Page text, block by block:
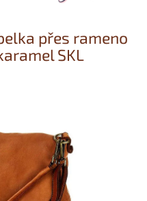
přes rameno
SKL